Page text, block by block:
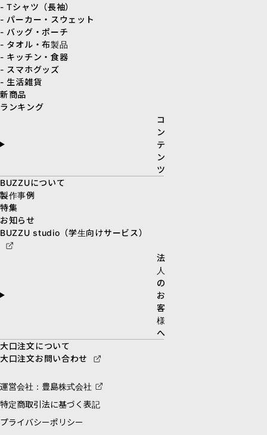
- Tシャツ（長袖）
- パーカー・スウェット
- バッグ・ポーチ
- タオル・布製品
- キッチン・食器
- スマホグッズ
- 生活雑貨
新商品
ランキング
コ
ン
テ
ン
ツ
BUZZUについて
製作事例
特集
お知らせ
BUZZU studio（学生向けサービス）
法
人
の
お
客
様
へ
大口注文について
大口注文お問い合わせ
運営会社：豊島株式会社
特定商取引法に基づく表記
プライバシーポリシー